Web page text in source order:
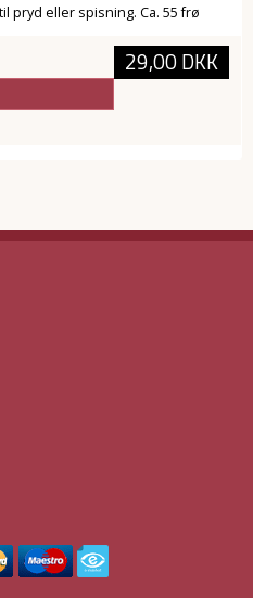
pryd eller spisning. Ca. 55 frø
29,00 DKK